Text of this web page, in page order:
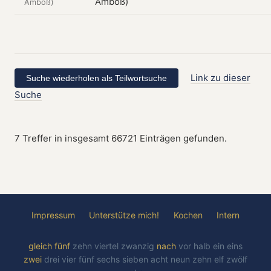
Amboß)
Link zu dieser
Suche
7 Treffer in insgesamt 66721 Einträgen gefunden.
Impressum Unterstütze mich! Kochen Intern
gleich fünf zehn viertel zwanzig nach vor halb ein eins
zwei drei vier fünf sechs sieben acht neun zehn elf zwölf